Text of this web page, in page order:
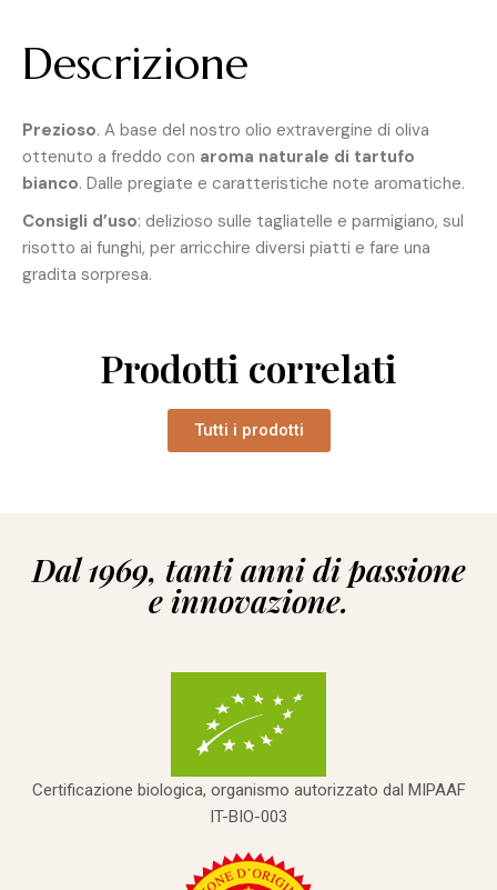
Descrizione
Prezioso. A base del nostro olio extravergine di oliva
ottenuto a freddo con aroma naturale di tartufo
bianco. Dalle pregiate e caratteristiche note aromatiche.
Consigli d’uso: delizioso sulle tagliatelle e parmigiano, sul
risotto ai funghi, per arricchire diversi piatti e fare una
gradita sorpresa.
Prodotti correlati
Tutti i prodotti
Dal 1969, tanti anni di passione
e innovazione.
Certificazione biologica, organismo autorizzato dal MIPAAF
IT-BIO-003